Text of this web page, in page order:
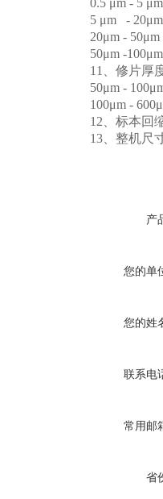
0.5 μm - 5 μm
5 μm - 20μm
20μm - 50μm
50μm -100μm
11、修片厚度
50μm - 100μm
100μm -
12、标本回缩
13、整机尺寸
产
您的单
您的姓
联系电
常用邮
省